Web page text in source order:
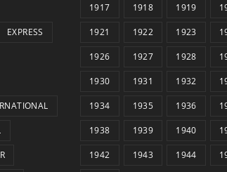
EXPRESS
1917 1918 1919
1921 1922 1923
1926 1927 1928
1930 1931 1932
1934 1935 1936
1938 1939 1940
1942 1943 1944